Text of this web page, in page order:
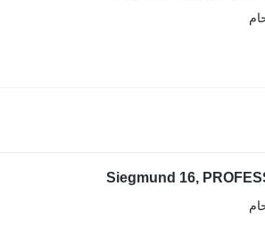
Siegmund 16,